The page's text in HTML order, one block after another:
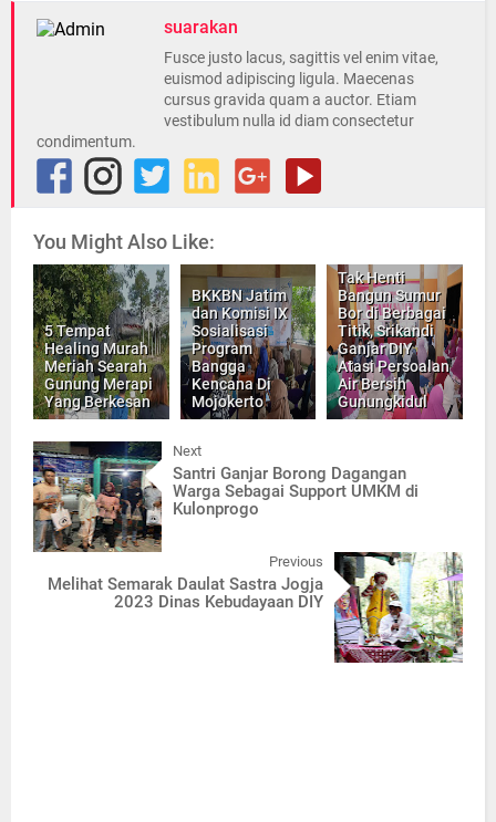
suarakan
Fusce justo lacus, sagittis vel enim vitae,
euismod adipiscing ligula. Maecenas
cursus gravida quam a auctor. Etiam
vestibulum nulla id diam consectetur
condimentum.
You Might Also Like:
5 Tempat
Healing Murah
Meriah Searah
Gunung Merapi
Yang Berkesan
BKKBN Jatim
dan Komisi IX
Sosialisasi
Program
Bangga
Kencana Di
Mojokerto
Tak Henti
Bangun Sumur
Bor di Berbagai
Titik, Srikandi
Ganjar DIY
Atasi Persoalan
Air Bersih
Gunungkidul
Next
Santri Ganjar Borong Dagangan
Warga Sebagai Support UMKM di
Kulonprogo
Previous
Melihat Semarak Daulat Sastra Jogja
2023 Dinas Kebudayaan DIY